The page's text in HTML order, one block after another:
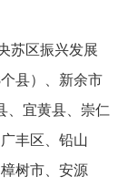
苏区振兴发展
县）、新余市
、宜黄县、崇仁
丰区、铅山
树市、安源